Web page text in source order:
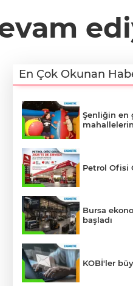
En Çok Okunan
Şenliğin en
Petrol Ofisi
Bursa
başladı
KOBİ'ler